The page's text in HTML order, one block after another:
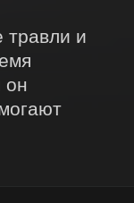
травли и
он